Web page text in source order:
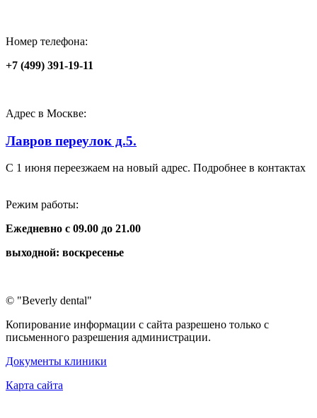
Номер телефона:
+7 (499) 391-19-11
Адрес в Москве:
Лавров переулок д.5.
С 1 июня переезжаем на новый адрес. Подробнее в контактах
Режим работы:
Ежедневно с 09.00 до 21.00
выходной: воскресенье
© "Beverly dental"
Копирование информации с сайта разрешено только с
письменного разрешения администрации.
Документы клиники
Карта сайта